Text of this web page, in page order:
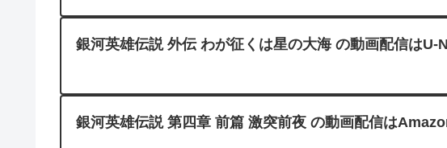
銀河英雄伝説 外伝 わが征くは星の大海 の動画配信はU-
銀河英雄伝説 第四章 前篇 激突前夜 の動画配信は